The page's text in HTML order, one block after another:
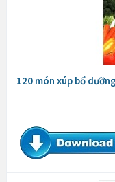
120 món xúp bổ